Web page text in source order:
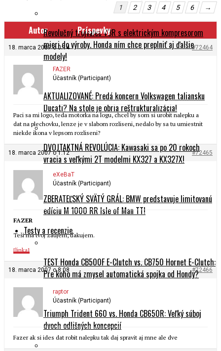
Revolučný trojvalec V3R s elektrickým kompresorom
mieri do výroby. Honda ním chce preplniť aj ďalšie
modely!
AKTUALIZOVANÉ: Predá koncern Volkswagen taliansku
Ducati? Na stole je obria reštrukturalizácia!
DVOJTAKTNÁ REVOLÚCIA: Kawasaki sa po 20 rokoch
vracia s veľkými 2T modelmi KX327 a KX327X!
ZBERATEĽSKÝ SVÄTÝ GRÁL: BMW predstavuje limitovanú
edíciu M 1000 RR Isle of Man TT!
Testy a recenzie
TEST Honda CB500F E-Clutch vs. CB750 Hornet E-Clutch:
Pre koho má zmysel automatická spojka od Hondy?
Triumph Trident 660 vs. Honda CB650R: Veľký súboj
dvoch odlišných koncepcií
1 2 3 4 5 6 →
Autor Príspevky
18. marca 2007 o 0:14 #72464
FAZER
Účastník (Participant)
Paci sa mi logo, teda motorka na logu, chcel by som si urobit nalepku a
dat na plechovku, lenze je v slabom rozliseni, nedalo by sa tu umiestnit
niekde ikona v lepsom rozliseni?
18. marca 2007 o 1:12 #72465
eXeBaT
Účastník (Participant)
FAZER
Teší ma tvoj záujem, ďakujem.
[linka]
18. marca 2007 o 8:08 #72466
raptor
Účastník (Participant)
Fazer ak si ides dat robit nalepku tak daj spravit aj mne ale dve